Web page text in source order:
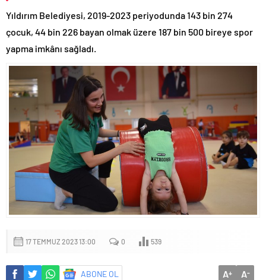
47,7111
Yıldırım Belediyesi, 2019-2023 periyodunda 143 bin 274
çocuk, 44 bin 226 bayan olmak üzere 187 bin 500 bireye spor
yapma imkânı sağladı.
17 TEMMUZ 2023 13:00 0 539
ABONE OL A+ A-